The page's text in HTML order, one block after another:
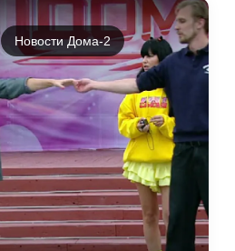
Новости Дома-2